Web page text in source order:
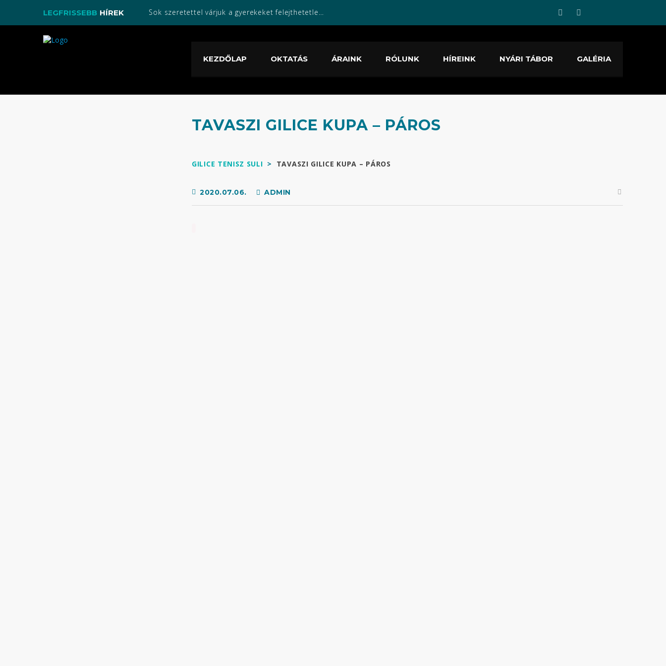
LEGFRISSEBB HÍREK Sok szeretettel várjuk a gyerekeket felejthetetlen nyári táborainkba egész nyáron!
KEZDŐLAP OKTATÁS ÁRAINK RÓLUNK HÍREINK NYÁRI TÁBOR GALÉRIA
TAVASZI GILICE KUPA – PÁROS
GILICE TENISZ SULI > TAVASZI GILICE KUPA – PÁROS
2020.07.06. ADMIN